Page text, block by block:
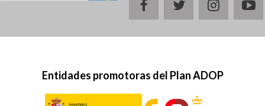
facebooktwitter
Entidades promotoras del Plan ADOP